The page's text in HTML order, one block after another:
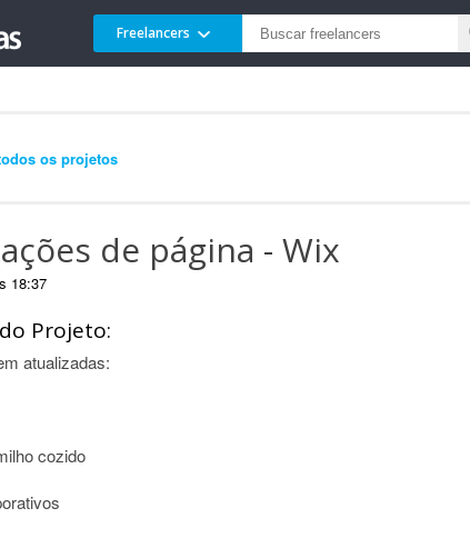
Freelancers
os projetos
de página - Wix
18:37
Projeto:
atualizadas:
cozido